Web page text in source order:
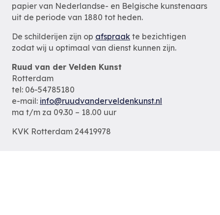
papier van Nederlandse- en Belgische kunstenaars
uit de periode van 1880 tot heden.
De schilderijen zijn op afspraak te bezichtigen
zodat wij u optimaal van dienst kunnen zijn.
Ruud van der Velden Kunst
Rotterdam
tel: 06-54785180
e-mail: info@ruudvanderveldenkunst.nl
ma t/m za 09.30 – 18.00 uur
KVK Rotterdam 24419978